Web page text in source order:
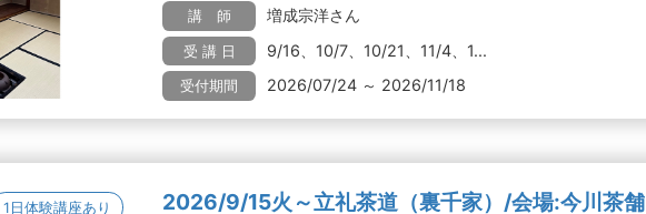
講 師 増成宗洋さん
受 講 日 9/16、10/7、10/21、11/4、1...
受付期間 2026/07/24 ～ 2026/11/18
1日体験講座あり 2026/9/15火～立礼茶道（裏千家）/会場:今川茶舗